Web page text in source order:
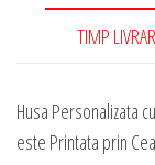
TIMP
Husa Personalizata
este Printata prin